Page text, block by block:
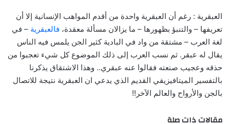
العبقرية : رغم أن العبقرية واحدة من أقدم المواهب الإنسانية إلا أن
تعريفها – والتنبؤ بظهورها – ما يزالان مسألة معقدة، فالعبقرية – في
لغة العرب – مشتقة من واد في البادية كثير الجن يلمس فيه الناس
يقال له عبقر. ثم نسب العرب إلى ذلك الموضوع كل شيء تعجبوا من
حذقه وعجيب صنعته فقالوا عنه عبقري.. وهذا الاشتقاق يذكرنا
بالتفسير الميتافيزيقي القديم الذي يدعي ان العبقرية نتيجة للاتصال
بالجن والأرواح والعالم الآخر!!
مقالات ذات صلة